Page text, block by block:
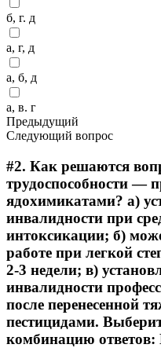
б, г. д
а, г, д
а, б, д
а, в. г
Предыдущий
Следующий вопрос
#2. Как решаются
трудоспособности —
ядохимикатами? а)
инвалидности при
интоксикации; б)
работе при легкой
2-3 недели; в)
инвалидности
после перенесенной
пестицидами.
комбинацию ответов: